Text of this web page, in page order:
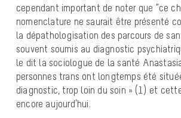
cependant important de noter que “ce
nomenclature ne saurait être présenté
la dépathologisation des parcours de
souvent soumis au diagnostic
le dit la sociologue de la santé
personnes trans ont longtemps été
diagnostic, trop loin du soin » (1) et
encore aujourd’hui.